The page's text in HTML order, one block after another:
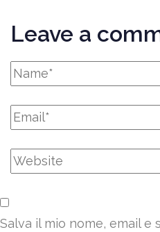
Leave a
Salva il mio nome, email e